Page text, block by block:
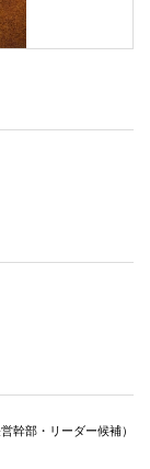
幹部・リーダー候補）